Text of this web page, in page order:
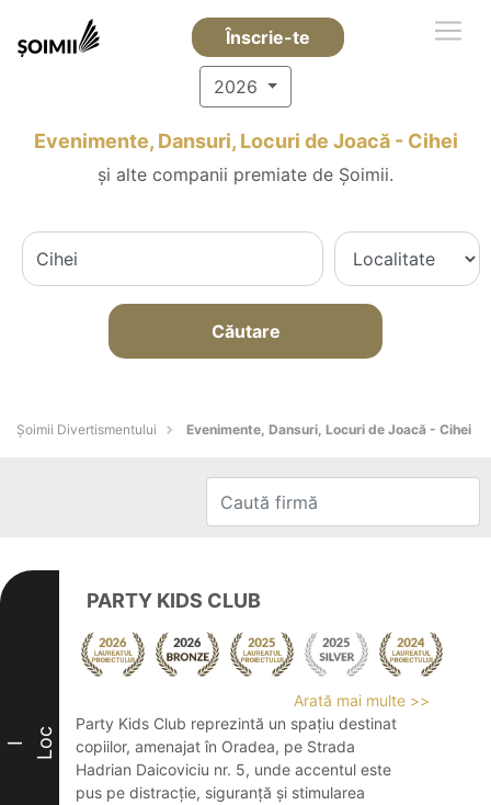
Înscrie-te
2026
Evenimente, Dansuri, Locuri de Joacă - Cihei
și alte companii premiate de Șoimii.
Căutare
Şoimii Divertismentului Evenimente, Dansuri, Locuri de Joacă - Cihei
I Loc
PARTY KIDS CLUB
Arată mai multe >>
Party Kids Club reprezintă un spațiu destinat
copiilor, amenajat în Oradea, pe Strada
Hadrian Daicoviciu nr. 5, unde accentul este
pus pe distracție, siguranță și stimularea